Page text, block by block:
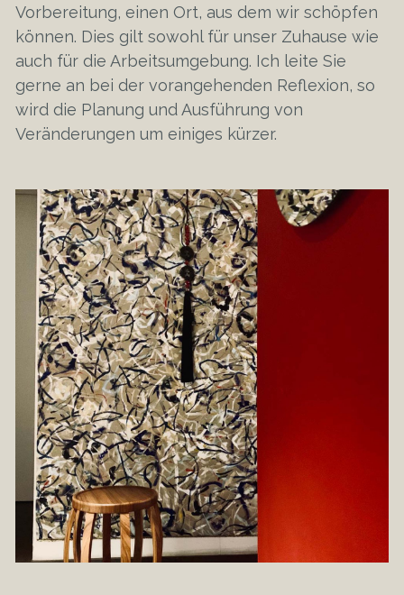
Vorbereitung, einen Ort, aus dem wir schöpfen
können. Dies gilt sowohl für unser Zuhause wie
auch für die Arbeitsumgebung. Ich leite Sie
gerne an bei der vorangehenden Reflexion, so
wird die Planung und Ausführung von
Veränderungen um einiges kürzer.